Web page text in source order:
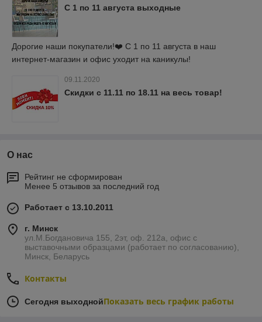
С 1 по 11 августа выходные
Дорогие наши покупатели!❤️ С 1 по 11 августа в наш
интернет-магазин и офис уходит на каникулы!
09.11.2020
Скидки с 11.11 по 18.11 на весь товар!
О нас
Рейтинг не сформирован
Менее 5 отзывов за последний год
Работает с 13.10.2011
г. Минск
ул.М.Богдановича 155, 2эт, оф. 212а, офис с
выставочными образцами (работает по согласованию),
Минск, Беларусь
Контакты
Сегодня выходнойПоказать весь график работы